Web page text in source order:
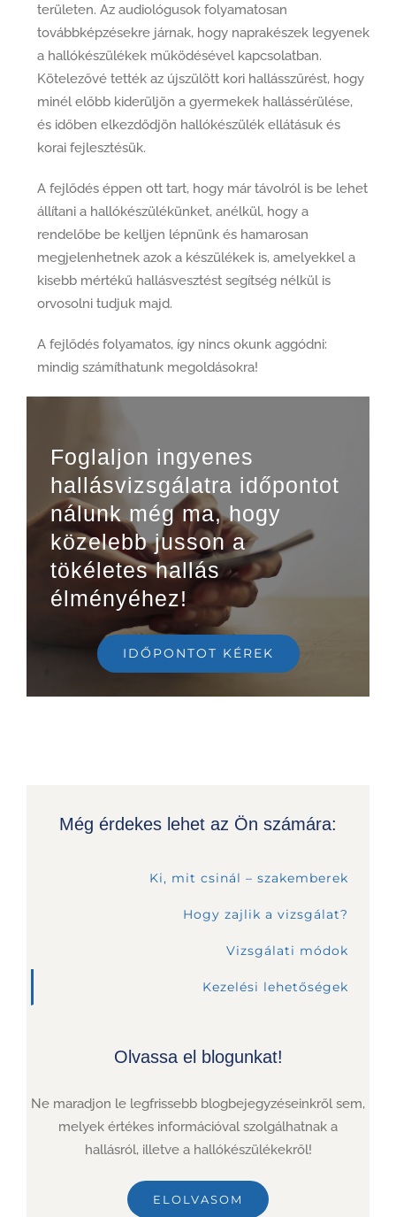
területen. Az audiológusok folyamatosan
továbbképzésekre járnak, hogy naprakészek legyenek
a hallókészülékek működésével kapcsolatban.
Kötelezővé tették az újszülött kori hallásszűrést, hogy
minél előbb kiderüljön a gyermekek hallássérülése,
és időben elkezdődjön hallókészülék ellátásuk és
korai fejlesztésük.
A fejlődés éppen ott tart, hogy már távolról is be lehet
állítani a hallókészülékünket, anélkül, hogy a
rendelőbe be kelljen lépnünk és hamarosan
megjelenhetnek azok a készülékek is, amelyekkel a
kisebb mértékű hallásvesztést segítség nélkül is
orvosolni tudjuk majd.
A fejlődés folyamatos, így nincs okunk aggódni:
mindig számíthatunk megoldásokra!
Foglaljon ingyenes
hallásvizsgálatra időpontot
nálunk még ma, hogy
közelebb jusson a
tökéletes hallás
élményéhez!
IDŐPONTOT KÉREK
Még érdekes lehet az Ön számára:
Ki, mit csinál – szakemberek
Hogy zajlik a vizsgálat?
Vizsgálati módok
Kezelési lehetőségek
Olvassa el blogunkat!
Ne maradjon le legfrissebb blogbejegyzéseinkről sem,
melyek értékes információval szolgálhatnak a
hallásról, illetve a hallókészülékekről!
ELOLVASOM